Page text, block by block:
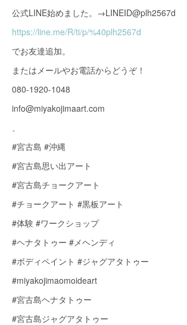
公式LINE始めました。→LINEID@plh2567d
https://line.me/R/ti/p/%40plh2567d
でお友達追加。
またはメールやお電話からどうぞ！
080-1920-1048
info@miyakojimaart.com
、
#宮古島 #沖縄
#宮古島思い出アート
#宮古島チョークアート
#チョークアート #黒板アート
#体験 #ワークショップ
#ヘナタトゥー #メヘンディ
#ボディペイント #ジャグアタトゥー
#miyakojimaomoideart
#宮古島ヘナタトゥー
#宮古島ジャグアタトゥー